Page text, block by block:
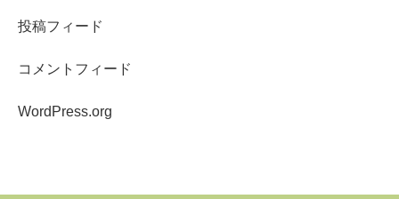
投稿フィード
コメントフィード
WordPress.org